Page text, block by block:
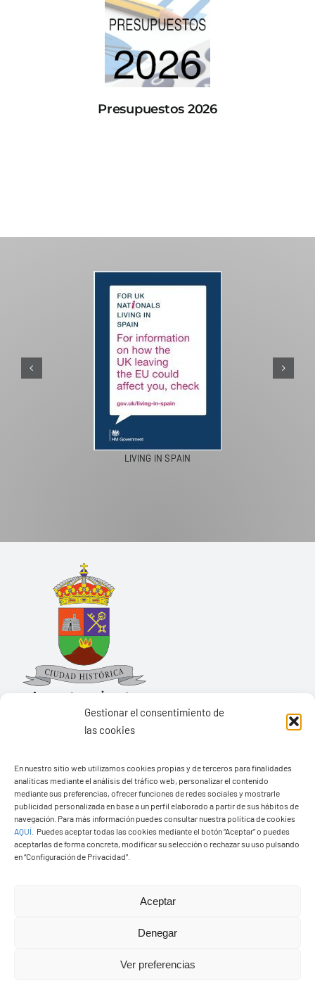
Gestionar el consentimiento de
las cookies
En nuestro sitio web utilizamos cookies propias y de terceros para finalidades
analíticas mediante el análisis del tráfico web, personalizar el contenido
mediante sus preferencias, ofrecer funciones de redes sociales y mostrarle
publicidad personalizada en base a un perfil elaborado a partir de sus hábitos de
navegación. Para más información puedes consultar nuestra política de cookies
AQUÍ
Puedes aceptar todas las cookies mediante el botón “Aceptar” o puedes
aceptarlas de forma concreta, modificar su selección o rechazar su uso pulsando
en “Configuración de Privacidad”.
Aceptar
Denegar
Ver preferencias
Presupuestos 2026
PASEOS EN CAMELLO
Pza. de Los Remedios, 1
35570 – Yaiza
Tel:928 83 62 20
© Copyright2026 Ayuntamiento de Yaiza - Todos los